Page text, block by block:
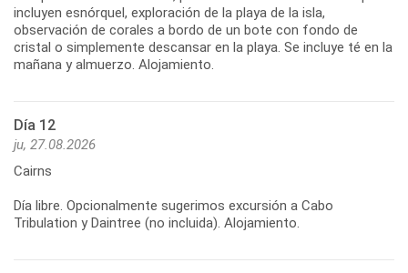
incluyen esnórquel, exploración de la playa de la isla,
observación de corales a bordo de un bote con fondo de
cristal o simplemente descansar en la playa. Se incluye té en la
Día 12
ju, 27.08.2026
Cairns
Día libre. Opcionalmente sugerimos excursión a Cabo